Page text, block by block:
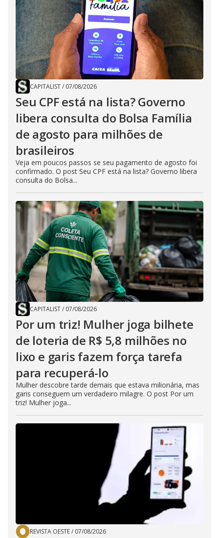
CAPITALIST/ 07/08/2026
Seu CPF está na lista? Governo
libera consulta do Bolsa Família
de agosto para milhões de
brasileiros
Veja em poucos passos se seu pagamento de agosto foi
confirmado. O post Seu CPF está na lista? Governo libera
consulta do Bolsa...
CAPITALIST/ 07/08/2026
Por um triz! Mulher joga bilhete
de loteria de R$ 5,8 milhões no
lixo e garis fazem força tarefa
para recuperá-lo
Mulher descobre tarde demais que estava milionária, mas
garis conseguem um verdadeiro milagre. O post Por um
triz! Mulher joga...
REVISTA OESTE/ 07/08/2026